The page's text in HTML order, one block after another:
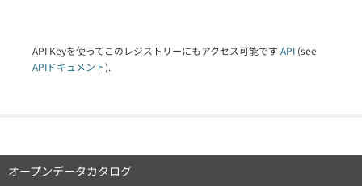
API Keyを使ってこのレジストリーにもアクセス可能です API (see
APIドキュメント).
オープンデータカタログ